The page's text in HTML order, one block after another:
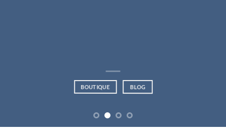
BOUTIQUE BLOG